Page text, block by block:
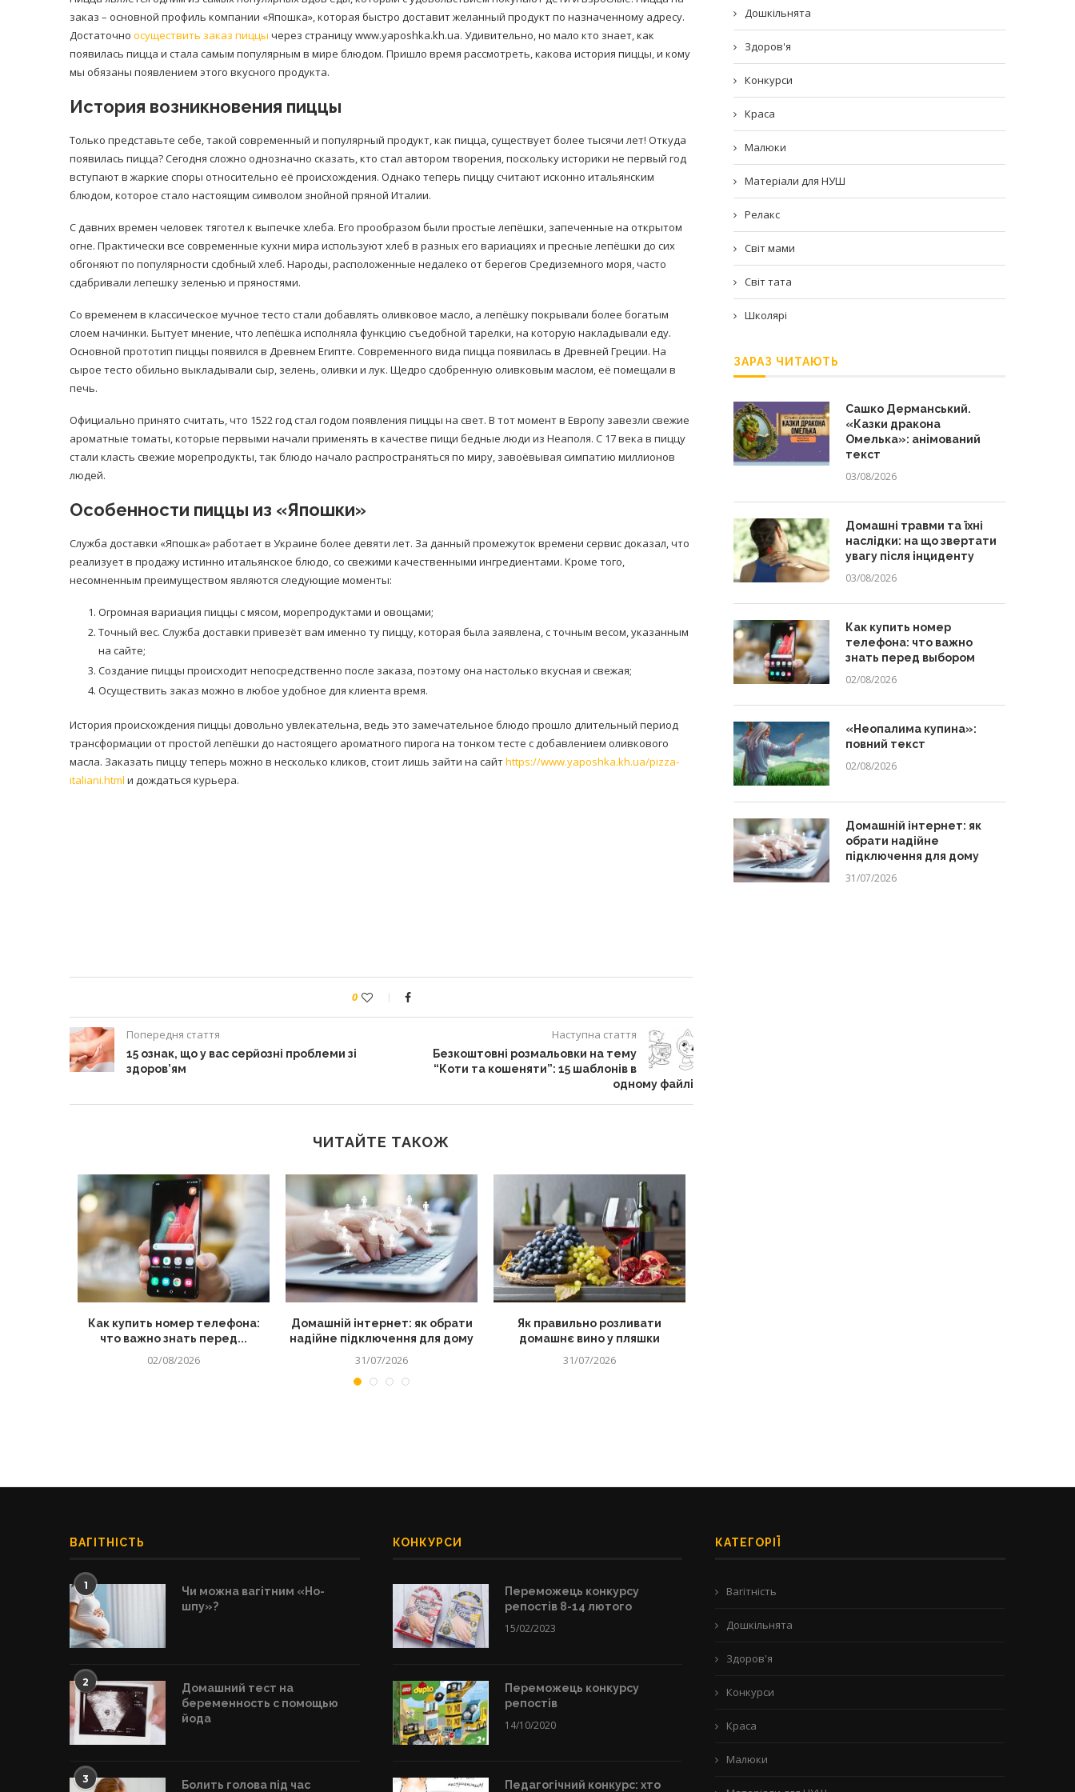
заказ – основной профиль компании «Япошка», которая быстро доставит желанный продукт по назначенному адресу.
Достаточно осуществить заказ пиццы через страницу www.yaposhka.kh.ua. Удивительно, но мало кто знает, как
появилась пицца и стала самым популярным в мире блюдом. Пришло время рассмотреть, какова история пиццы, и кому
мы обязаны появлением этого вкусного продукта.
История возникновения пиццы
Только представьте себе, такой современный и популярный продукт, как пицца, существует более тысячи лет! Откуда
появилась пицца? Сегодня сложно однозначно сказать, кто стал автором творения, поскольку историки не первый год
вступают в жаркие споры относительно её происхождения. Однако теперь пиццу считают исконно итальянским
блюдом, которое стало настоящим символом знойной пряной Италии.
С давних времен человек тяготел к выпечке хлеба. Его прообразом были простые лепёшки, запеченные на открытом
огне. Практически все современные кухни мира используют хлеб в разных его вариациях и пресные лепёшки до сих
обгоняют по популярности сдобный хлеб. Народы, расположенные недалеко от берегов Средиземного моря, часто
сдабривали лепешку зеленью и пряностями.
Со временем в классическое мучное тесто стали добавлять оливковое масло, а лепёшку покрывали более богатым
слоем начинки. Бытует мнение, что лепёшка исполняла функцию съедобной тарелки, на которую накладывали еду.
Основной прототип пиццы появился в Древнем Египте. Современного вида пицца появилась в Древней Греции. На
сырое тесто обильно выкладывали сыр, зелень, оливки и лук. Щедро сдобренную оливковым маслом, её помещали в
печь.
Официально принято считать, что 1522 год стал годом появления пиццы на свет. В тот момент в Европу завезли свежие
ароматные томаты, которые первыми начали применять в качестве пищи бедные люди из Неаполя. С 17 века в пиццу
стали класть свежие морепродукты, так блюдо начало распространяться по миру, завоёвывая симпатию миллионов
людей.
Особенности пиццы из «Япошки»
Служба доставки «Япошка» работает в Украине более девяти лет. За данный промежуток времени сервис доказал, что
реализует в продажу истинно итальянское блюдо, со свежими качественными ингредиентами. Кроме того,
несомненным преимуществом являются следующие моменты:
Огромная вариация пиццы с мясом, морепродуктами и овощами;
Точный вес. Служба доставки привезёт вам именно ту пиццу, которая была заявлена, с точным весом, указанным
на сайте;
Создание пиццы происходит непосредственно после заказа, поэтому она настолько вкусная и свежая;
Осуществить заказ можно в любое удобное для клиента время.
История происхождения пиццы довольно увлекательна, ведь это замечательное блюдо прошло длительный период
трансформации от простой лепёшки до настоящего ароматного пирога на тонком тесте с добавлением оливкового
масла. Заказать пиццу теперь можно в несколько кликов, стоит лишь зайти на сайтhttps://www.yaposhka.kh.ua/pizza-
italiani.html и дождаться курьера.
0
Попередня стаття
15 ознак, що у вас серйозні проблеми зі
здоров’ям
Наступна стаття
Безкоштовні розмальовки на тему
“Коти та кошеняти”: 15 шаблонів в
одному файлі
ЧИТАЙТЕ ТАКОЖ
Как купить номер телефона:
что важно знать перед...
02/08/2026
Домашній інтернет: як обрати
надійне підключення для дому
31/07/2026
Як правильно розливати
домашнє вино у пляшки
31/07/2026
Дошкільнята
Здоров'я
Конкурси
Краса
Малюки
Матеріали для НУШ
Релакс
Світ мами
Світ тата
Школярі
ЗАРАЗ ЧИТАЮТЬ
Сашко Дерманський.
«Казки дракона
Омелька»: анімований
текст
03/08/2026
Домашні травми та їхні
наслідки: на що звертати
увагу після інциденту
03/08/2026
Как купить номер
телефона: что важно
знать перед выбором
02/08/2026
«Неопалима купина»:
повний текст
02/08/2026
Домашній інтернет: як
обрати надійне
підключення для дому
31/07/2026
ВАГІТНІСТЬ
1
Чи можна вагітним «Но-
шпу»?
2
Домашний тест на
беременность с помощью
йода
3 Болить голова під час
КОНКУРСИ
Переможець конкурсу
репостів 8-14 лютого
15/02/2023
Переможець конкурсу
репостів
14/10/2020
Педагогічний конкурс: хто
КАТЕГОРІЇ
Вагітність
Дошкільнята
Здоров'я
Конкурси
Краса
Малюки